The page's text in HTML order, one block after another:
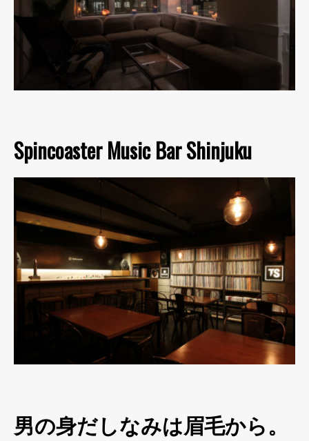
Spincoaster Music Bar Shinjuku
男の身だしなみは眉毛から。